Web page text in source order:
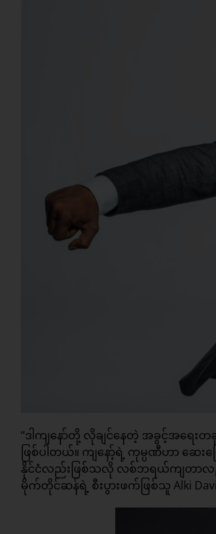
“ဒါကျနော်တို့ လိုချင်နေတဲ့ အခွင့်အရ
ဖြစ်ပါတယ်။ ကျနော့်ရဲ့ ကုမ္ပဏီဟာ ဆေးခ
နိုင်ငံလည်းဖြစ်သလို လစ်ဘရယ်ကျတာလည်
မိုက်တိုင်ဆန်ရဲ့ စီးပွားဖက်ဖြစ်သူ Alki